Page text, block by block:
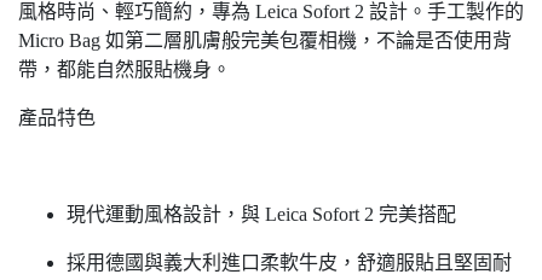
風格時尚、輕巧簡約，專為 Leica Sofort 2 設計。手工製作的
Micro Bag 如第二層肌膚般完美包覆相機，不論是否使用背
帶，都能自然服貼機身。
產品特色
現代運動風格設計，與 Leica Sofort 2 完美搭配
採用德國與義大利進口柔軟牛皮，舒適服貼且堅固耐